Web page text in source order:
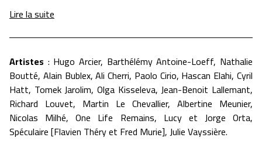
Lire la suite
Artistes : Hugo Arcier, Barthélémy Antoine-Loeff, Nathalie
Boutté, Alain Bublex, Ali Cherri, Paolo Cirio, Hascan Elahi, Cyril
Hatt, Tomek Jarolim, Olga Kisseleva, Jean-Benoit Lallemant,
Richard Louvet, Martin Le Chevallier, Albertine Meunier,
Nicolas Milhé, One Life Remains, Lucy et Jorge Orta,
Spéculaire [Flavien Théry et Fred Murie], Julie Vayssière.